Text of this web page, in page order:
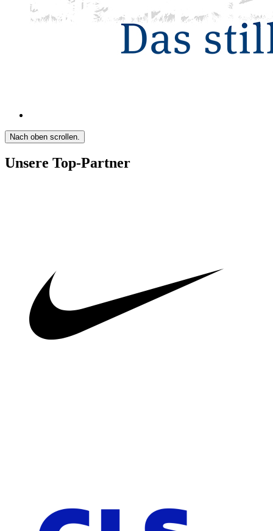
Nach oben scrollen.
Unsere Top-Partner